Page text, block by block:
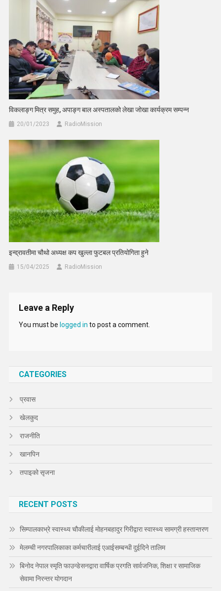
विकलाङ्ग मित्र समुह, अपाङ्ग बाल अस्पतालको लेखा जोखा कार्यक्रम सम्पन्न
20/01/2023 RadioMission
इन्द्रावतीमा चौथो अध्यक्ष कप खुल्ला फुटबल प्रतियोगिता हुने
15/04/2025 RadioMission
Leave a Reply
You must be logged in to post a comment.
CATEGORIES
प्रवास
खेलकुद
राजनीति
खानपिन
तपाइको सृजना
RECENT POSTS
सिम्पालकाभ्रे स्वास्थ्य चौकीलाई मोहनबहादुर गिरीद्वारा स्वास्थ्य सामग्री हस्तान्तरण
मेलम्ची नगरपालिकाका कर्मचारीलाई एआईसम्बन्धी दुईदिने तालिम
बिनोद नेपाल स्मृति फाउन्डेसनद्वारा वार्षिक प्रगति सार्वजनिक, शिक्षा र सामाजिक
सेवामा निरन्तर योगदान